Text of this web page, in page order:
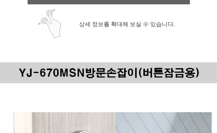
상세 정보를 확대해 보실 수 있습니다.